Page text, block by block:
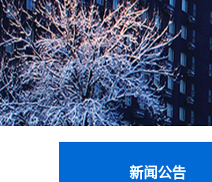
新闻公告